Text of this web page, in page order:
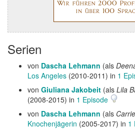
Serien
von Dascha Lehmann (als
Los Angeles (2010-2011) in 1
von Giuliana Jakobeit (als Lila
(2008-2015) in 1 Episode
von Dascha Lehmann (als
Knochenjägerin (2005-2017) in 1